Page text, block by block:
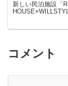
新しい民泊施設「
コメント